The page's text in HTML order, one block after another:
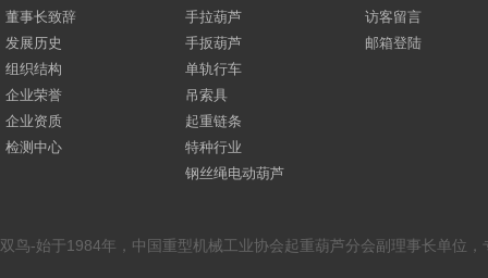
董事长致辞
发展历史
组织结构
企业荣誉
企业资质
检测中心
手拉葫芦
手扳葫芦
单轨行车
吊索具
起重链条
特种行业
钢丝绳电动葫芦
访客留言
邮箱登陆
双鸟-始于1984年，中国重型机械工业协会起重葫芦分会副理事长单位